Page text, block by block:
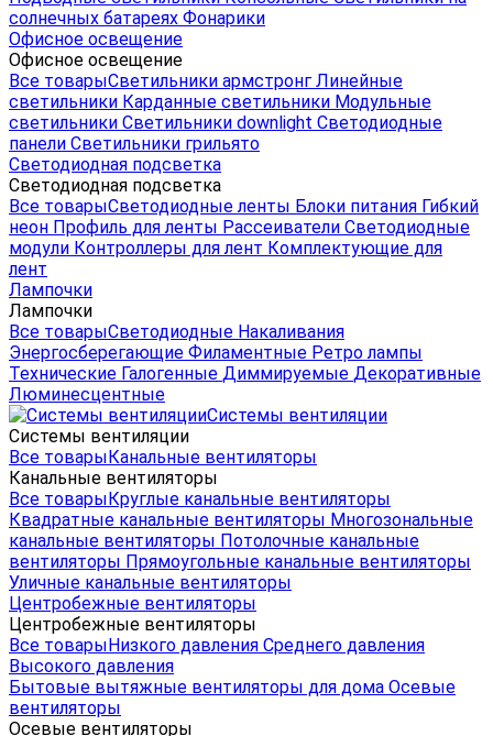
солнечных батареях Фонарики
Офисное освещение
Офисное освещение
Все товарыСветильники армстронг Линейные
светильники Карданные светильники Модульные
светильники Светильники downlight Светодиодные
панели Светильники грильято
Светодиодная подсветка
Светодиодная подсветка
Все товарыСветодиодные ленты Блоки питания Гибкий
неон Профиль для ленты Рассеиватели Светодиодные
модули Контроллеры для лент Комплектующие для
лент
Лампочки
Лампочки
Все товарыСветодиодные Накаливания
Энергосберегающие Филаментные Ретро лампы
Технические Галогенные Диммируемые Декоративные
Люминесцентные
Системы вентиляции
Системы вентиляции
Все товарыКанальные вентиляторы
Канальные вентиляторы
Все товарыКруглые канальные вентиляторы
Квадратные канальные вентиляторы Многозональные
канальные вентиляторы Потолочные канальные
вентиляторы Прямоугольные канальные вентиляторы
Уличные канальные вентиляторы
Центробежные вентиляторы
Центробежные вентиляторы
Все товарыНизкого давления Среднего давления
Высокого давления
Бытовые вытяжные вентиляторы для дома Осевые
вентиляторы
Осевые вентиляторы